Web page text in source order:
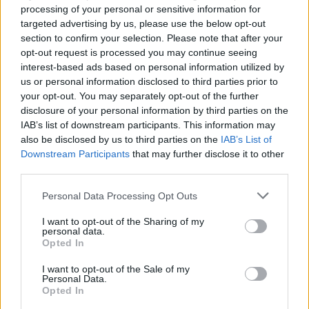
processing of your personal or sensitive information for
targeted advertising by us, please use the below opt-out
section to confirm your selection. Please note that after your
opt-out request is processed you may continue seeing
interest-based ads based on personal information utilized by
us or personal information disclosed to third parties prior to
your opt-out. You may separately opt-out of the further
disclosure of your personal information by third parties on the
IAB’s list of downstream participants. This information may
also be disclosed by us to third parties on the IAB’s List of
Downstream Participants that may further disclose it to other
Please note that this website/app uses one or more Google
not limited to your visit or usage behaviour. You may click to
grant or deny consent to Google and its third-party tags to
use your data for below specified purposes in below Google
consent section.
Personal Data Processing Opt Outs
I want to opt-out of the Sharing of my
personal data.
Opted In
I want to opt-out of the Sale of my
Personal Data.
Opted In
megszületett az előadás ötlete, nem volt kérdés, hogy újra
együtt alkossunk. Azonban Júliáról nem lehet Petőfit
megkerülve előadást csinálni, ezért adta magát a
kétszereplős forma. A darab meglévő dokumentumokból
indul ki, de mégis azt mondanám, hogy fikciós, mert ugrál az
időben. Toma később kapcsolódott be a folyamatba.
Bach Zsófia: Tomával a Vidám Színpadon játszunk együtt
két előadásban is, már a próbafolyamat alatt
megfogalmazódott bennem, hogy én ilyen összhangban
nem ellenezték egy pillanatra sem, hogy ő legyen Petőfi
Bea, rendezőként írtad a darabot, írás közben már